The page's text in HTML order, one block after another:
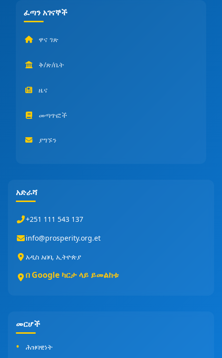
ፈጣን አገናኞች
ዋና ገጽ
ቅ/ጽ/ቤት
ዜና
መጣጥፎች
ያግኙን
አድራሻ
+251 111 543 137
info@prosperity.org.et
አዲስ አበባ, ኢትዮጵያ
በ Google ካርታ ላይ ይመልከቱ
መርሆች
ሕዝባዊነት